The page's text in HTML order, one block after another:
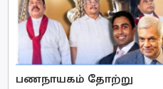
பணநாயகம் தோற்று